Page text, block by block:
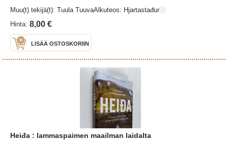
Muu(t) tekijä(t): Tuula TuuvaAlkuteos: Hjartastađur
Hinta: 8,00 €
LISÄÄ OSTOSKORIIN
Heiđa : lammaspaimen maailman laidalta